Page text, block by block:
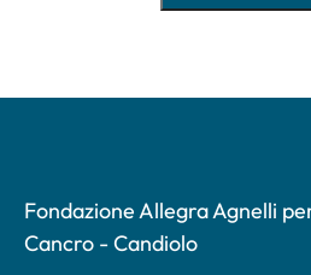
Fondazione Allegra Agnelli
Cancro - Candiolo